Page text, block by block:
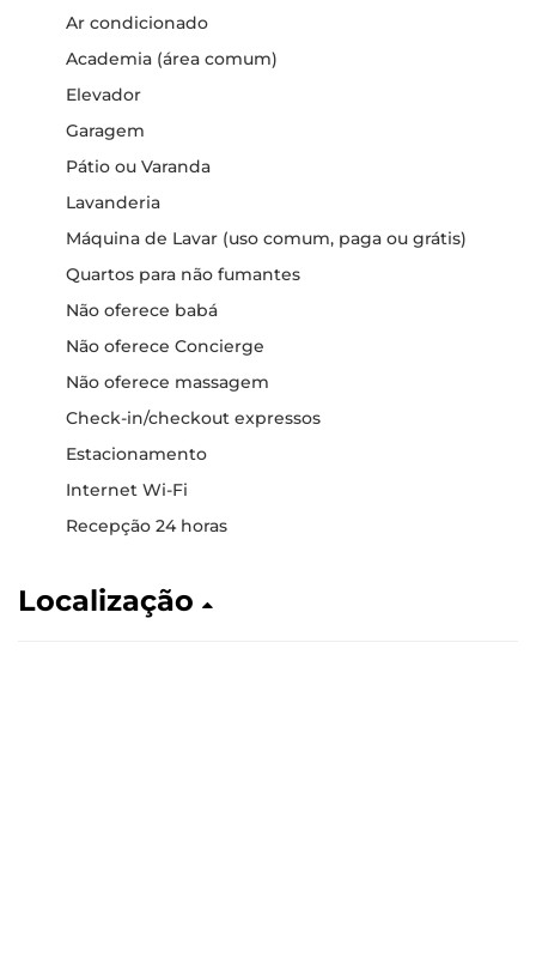
Ar condicionado
Academia (área comum)
Elevador
Garagem
Pátio ou Varanda
Lavanderia
Máquina de Lavar (uso comum, paga ou grátis)
Quartos para não fumantes
Não oferece babá
Não oferece Concierge
Não oferece massagem
Check-in/checkout expressos
Estacionamento
Internet Wi-Fi
Recepção 24 horas
Localização